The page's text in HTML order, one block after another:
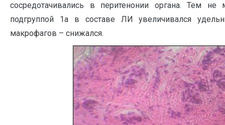
сосредотачивались в перитенонии органа. Тем
подгруппой 1а в составе ЛИ увеличивался
макрофагов – снижался.